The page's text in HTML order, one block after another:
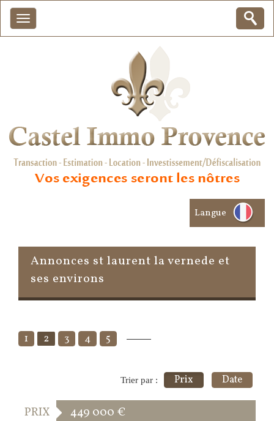
Langue
Annonces st laurent la vernede et
ses environs
1 2 3 4 5
Trier par : Prix Date
PRIX 449 000 €